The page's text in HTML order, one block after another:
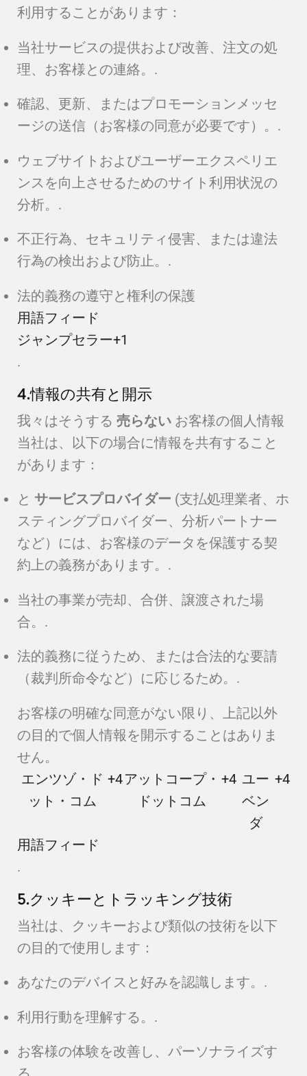
利用することがあります：
当社サービスの提供および改善、注文の処
理、お客様との連絡。.
確認、更新、またはプロモーションメッセ
ージの送信（お客様の同意が必要です）。.
ウェブサイトおよびユーザーエクスペリエ
ンスを向上させるためのサイト利用状況の
分析。.
不正行為、セキュリティ侵害、または違法
行為の検出および防止。.
法的義務の遵守と権利の保護
用語フィード
ジャンプセラー+1
.
4.情報の共有と開示
我々はそうする 売らない お客様の個人情報
当社は、以下の場合に情報を共有すること
があります：
と サービスプロバイダー (支払処理業者、ホ
スティングプロバイダー、分析パートナー
など）には、お客様のデータを保護する契
約上の義務があります。.
当社の事業が売却、合併、譲渡された場
合。.
法的義務に従うため、または合法的な要請
（裁判所命令など）に応じるため。.
お客様の明確な同意がない限り、上記以外
の目的で個人情報を開示することはありま
せん。
エンツゾ・ド
ット・コム
+4アットコープ・
ドットコム
+4 ユー
ベン
ダ
+4
用語フィード
.
5.クッキーとトラッキング技術
当社は、クッキーおよび類似の技術を以下
の目的で使用します：
あなたのデバイスと好みを認識します。.
利用行動を理解する。.
お客様の体験を改善し、パーソナライズす